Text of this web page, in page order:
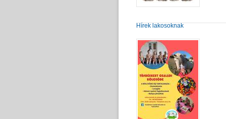
Hírek lakosoknak